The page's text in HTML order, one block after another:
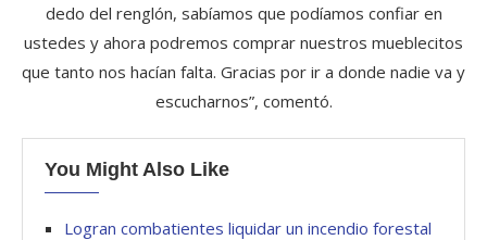
dedo del renglón, sabíamos que podíamos confiar en
ustedes y ahora podremos comprar nuestros mueblecitos
que tanto nos hacían falta. Gracias por ir a donde nadie va y
escucharnos”, comentó.
You Might Also Like
Logran combatientes liquidar un incendio forestal